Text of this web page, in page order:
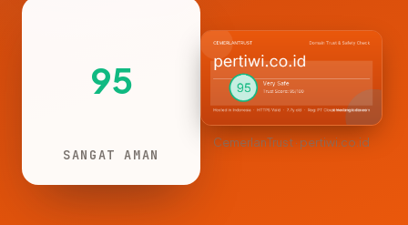
95
SANGAT AMAN
CemerlanTrust · pertiwi.co.id